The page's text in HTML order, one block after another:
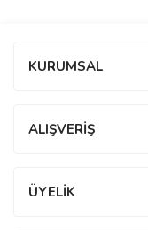
KURUMSAL
ALIŞVERİŞ
ÜYELİK